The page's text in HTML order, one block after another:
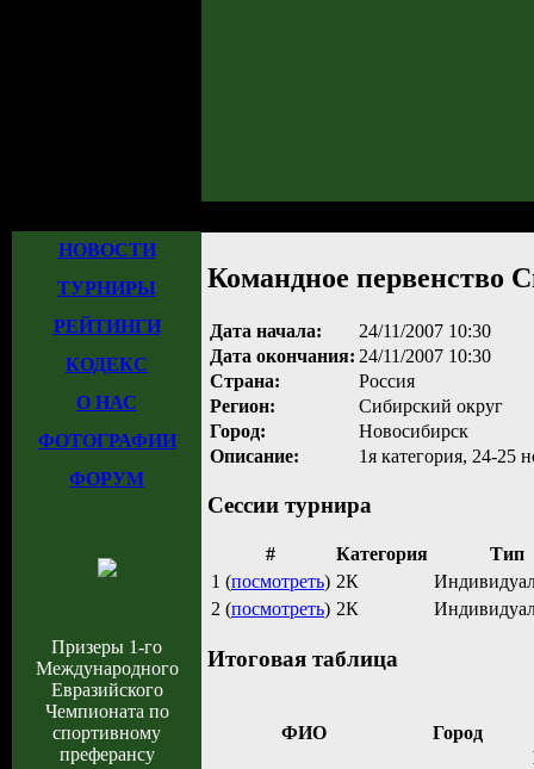
НОВОСТИ
ТУРНИРЫ
РЕЙТИНГИ
КОДЕКС
О НАС
ФОТОГРАФИИ
ФОРУМ
Призеры 1-го
Международного
Евразийского
Чемпионата по
спортивному
преферансу
Командное первенство
Дата начала:
24/11/2007 10:30
Дата окончания: 24/11/2007 10:30
Страна:
Россия
Регион:
Сибирский округ
Город:
Новосибирск
Описание:
1я категория, 24-25
Сессии турнира
# Категория
Тип
1 (посмотреть) 2К
2 (посмотреть) 2К
Итоговая таблица
ФИО
Город